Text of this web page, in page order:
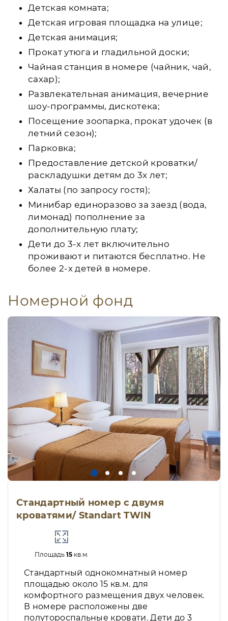
Детская комната;
Детская игровая площадка на улице;
Детская анимация;
Прокат утюга и гладильной доски;
Чайная станция в номере (чайник, чай,
сахар);
Развлекательная анимация, вечерние
шоу-программы, дискотека;
Посещение зоопарка, прокат удочек (в
летний сезон);
Парковка;
Предоставление детской кроватки/
раскладушки детям до 3х лет;
Халаты (по запросу гостя);
Минибар единоразово за заезд (вода,
лимонад) пополнение за
дополнительную плату;
Дети до 3-х лет включительно
проживают и питаются бесплатно. Не
более 2-х детей в номере.
Номерной фонд
Стандартный номер с двумя
кроватями/ Standart TWIN
Площадь 15кв.м.
Стандартный однокомнатный номер
площадью около 15 кв.м. для
комфортного размещения двух человек.
В номере расположены две
полутороспальные кровати. Дети до 3